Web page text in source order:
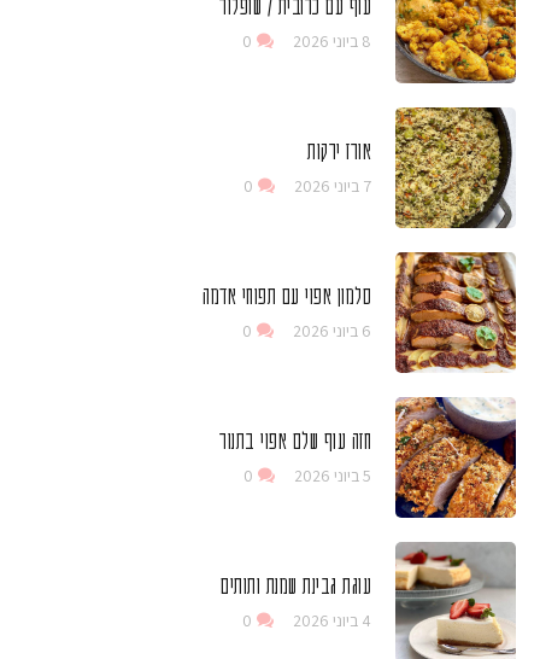
8 ביוני 2026 0
אורז ירקות
7 ביוני 2026 0
סלמון אפוי עם תפוחי אדמה
6 ביוני 2026 0
חזה עוף שלם אפוי בתנור
5 ביוני 2026 0
עוגת גבינת שמנת ותותים
4 ביוני 2026 0